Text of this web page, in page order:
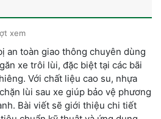
xem
an toàn giao thông chuyên dùng
xe trôi lùi, đặc biệt tại các bãi
Với chất liệu cao su, nhựa
lùi sau xe giúp bảo vệ phương
Bài viết sẽ giới thiệu chi tiết